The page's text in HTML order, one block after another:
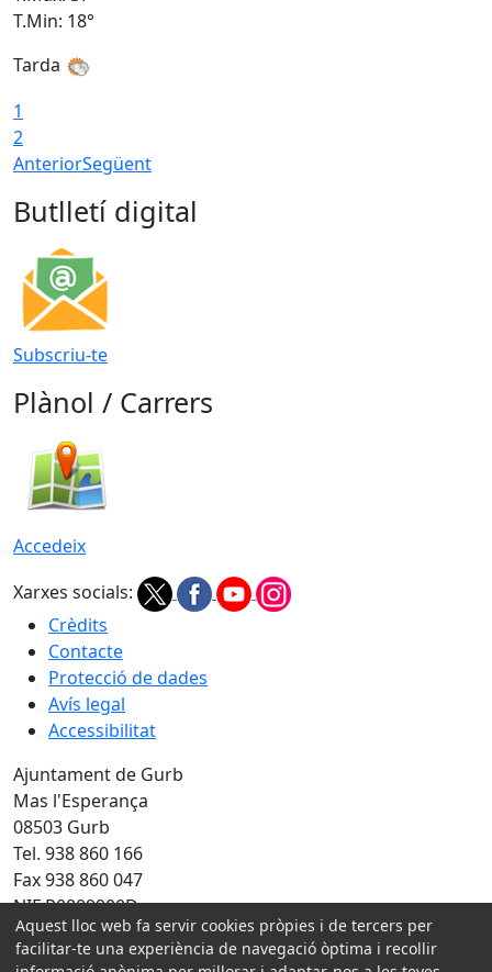
T.Min: 18°
Tarda
1
2
AnteriorSegüent
Butlletí digital
Subscriu-te
Plànol / Carrers
Accedeix
Xarxes socials:
Crèdits
Contacte
Protecció de dades
Avís legal
Accessibilitat
Ajuntament de Gurb
Mas l'Esperança
08503 Gurb
Tel. 938 860 166
Fax 938 860 047
NIF P0809900D
Amb la col·laboració de:
Aquest lloc web fa servir cookies pròpies i de tercers per
facilitar-te una experiència de navegació òptima i recollir